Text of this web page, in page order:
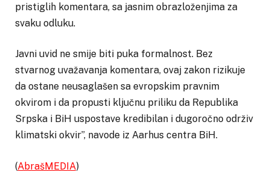
pristiglih komentara, sa jasnim obrazloženjima za
svaku odluku.
Javni uvid ne smije biti puka formalnost. Bez
stvarnog uvažavanja komentara, ovaj zakon rizikuje
da ostane neusaglašen sa evropskim pravnim
okvirom i da propusti ključnu priliku da Republika
Srpska i BiH uspostave kredibilan i dugoročno održiv
klimatski okvir”, navode iz Aarhus centra BiH.
(AbrašMEDIA)